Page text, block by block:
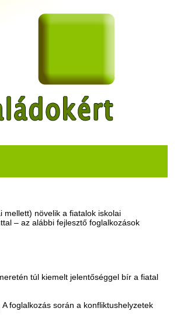
mellett) növelik a fiatalok iskolai
– az alábbi fejlesztő foglalkozások
túl kiemelt jelentőséggel bír a fiatal
foglalkozás során a konfliktushelyzetek